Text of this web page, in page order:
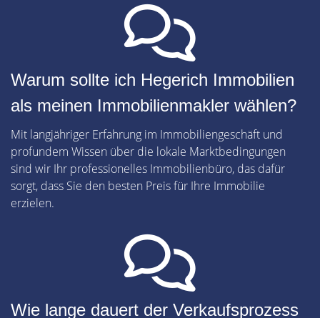
Warum sollte ich Hegerich Immobilien
als meinen Immobilienmakler wählen?
Mit langjähriger Erfahrung im Immobiliengeschäft und
profundem Wissen über die lokale Marktbedingungen
sind wir Ihr professionelles Immobilienbüro, das dafür
sorgt, dass Sie den besten Preis für Ihre Immobilie
erzielen.
Wie lange dauert der Verkaufsprozess